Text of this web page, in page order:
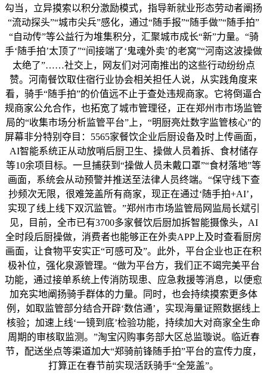
勾当，立异摸索以积分激励模式，指导新就业形态劳动者阐扬
“流动探头”“城市尖兵”感化，通过“随手报”“随手做”“随手拍”
“自动传”等公益行为堆集积分，汇聚城市成长“新”力量。“骑
手‘随手拍’太顶了”“间接端了‘鬼魂外卖’的老窝”“河南这波操做
太绝了”……社交上，网友们对河南推出的这些行动纷纷点
赞。河南餐饮取住宿行业协会相关担任人说，从实践角度来
看，骑手“随手拍”的价值远不止于查处违规商家。它将倒逼合
规商家公允合作，也拓宽了城市管理径，正在郑州市市场监管
局的“收集市场分析监管平台”上，“明厨亮灶数字监管核心”的
屏幕非分特别夺目：5565家餐饮企业后厨设备及时上传画面，
AI智能系统正从动放哨后厨卫生、操做人员着拆、食材储存
等10余项目标。一旦捕获到“操做人员未戴口罩”“食材落地”等
画面，系统会从动预警并推送至法律人员终端。“保守线下查
抄频次无限，很难笼盖所有商家，现正在通过‘随手拍+AI’，
实现了线上线下双沉监管。”郑州市市场监管局网监局长斌引
见，目前，全市已有3700多家餐饮后厨加拆智能摄像头，AI
全时段后厨操做，消费者也能够正在外卖APP上及时查看厨房
画面，让食物平安实正“可感可及”。此外，平台企业也正在积
极补位，强化泉源管理。“做为平台方，我们正不竭完美平台
功能，通过接单系统上传消防现患、应急救援等消息，以便愈
加充实地阐扬骑手群体的力量。同时，也会持续摸索更多体
例，如取监管部分结合开辟‘数信通’，实现海量证照数据线上
核验；加速上线‘一镜到底’检验功能，持续加大对商家全生命
周期的审核取监测。”淘宝闪购事务部大区总监璇说。临近春
节，配送坐点等渠道加大“郑骑前锋随手拍”平台的宣传力度，
打算正在春节前实现活跃骑手“全笼盖”。